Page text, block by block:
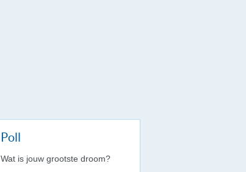
Poll
Wat is jouw grootste droom?